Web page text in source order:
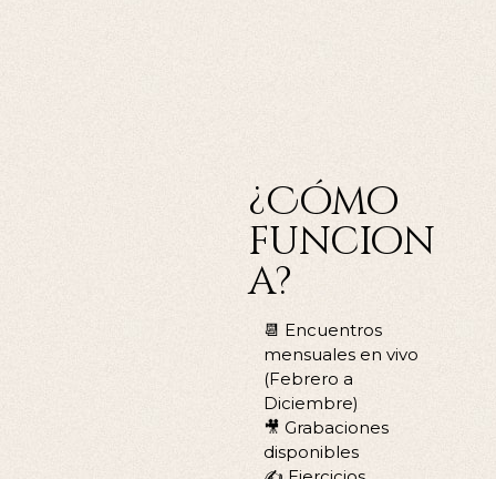
¿Cómo
funcion
a?
📆 Encuentros
mensuales en vivo
(Febrero a
Diciembre)
🎥 Grabaciones
disponibles